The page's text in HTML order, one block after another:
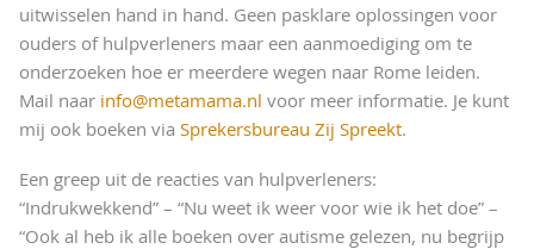
uitwisselen hand in hand. Geen pasklare oplossingen voor
ouders of hulpverleners maar een aanmoediging om te
onderzoeken hoe er meerdere wegen naar Rome leiden.
Mail naar info@metamama.nl voor meer informatie. Je kunt
mij ook boeken via Sprekersbureau Zij Spreekt.
Een greep uit de reacties van hulpverleners:
“Indrukwekkend” – “Nu weet ik weer voor wie ik het doe” –
“Ook al heb ik alle boeken over autisme gelezen, nu begrijp